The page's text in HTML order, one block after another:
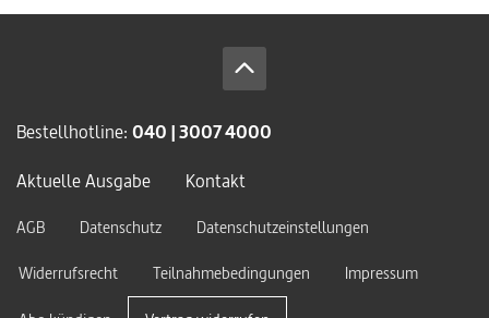
Bestellhotline: 040 | 3007 4000
Aktuelle Ausgabe
Kontakt
AGB Datenschutz
Datenschutzeinstellungen
Widerrufsrecht
Teilnahmebedingungen Impressum